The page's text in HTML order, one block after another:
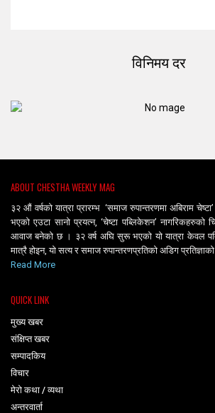
विनिमय दर
ABOUT CHESTHA WEEKLY MAG
३२ औं वर्षको यात्रा प्रारम्भ ‘समाज रुपान्तरणमा अबिराम
भएको एउटा सानो प्रयत्न, ‘चेष्टा पब्लिकेशन’ नागरिकहरुको
आवाज बनेको छ । ३२ वर्ष अघि सुरू भएको यो यात्रा केवल
मात्रै होइन, यो सत्य र समाज रुपान्तरणप्रतिको अडिग प्रतिज्ञाको
Read More
QUICK LINK
मुख्य खबर
संक्षिप्त खबर
सम्पादकिय
विचार
मेरो कथा / व्यथा
अन्तरवार्ता